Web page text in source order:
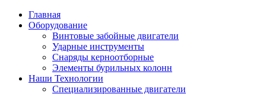
Главная
Оборудование
Винтовые забойные двигатели
Ударные инструменты
Снаряды керноотборные
Элементы бурильных колонн
Наши Технологии
Специализированные двигатели